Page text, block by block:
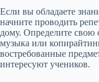
Если вы обладаете
начните проводить
дому. Определите свою
музыка или
востребованные
интересуют учеников.